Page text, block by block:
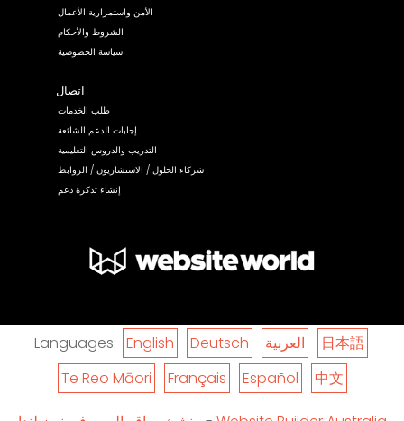
الأمن واستمرارية الأعمال
الشروط والأحكام
سياسة الخصوصية
اتصال
طلب الخدمات
إجابات الدعم الشائعة
التدريب والدروس التعليمية
شركاء الحلول / الاستشاريون / الروابط
إنشاء تذكرة دعم
Languages: English Deutsch العربية
日本語
Te Reo Māori
Français Español 中文